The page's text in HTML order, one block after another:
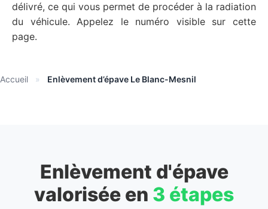
délivré, ce qui vous permet de procéder à la radiation
du véhicule. Appelez le numéro visible sur cette
page.
Accueil » Enlèvement d’épave Le Blanc-Mesnil
Enlèvement d'épave
valorisée en 3 étapes